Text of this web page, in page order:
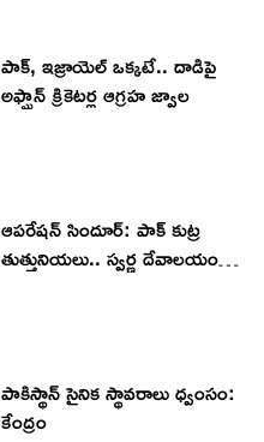
పాక్, ఇజ్రాయెల్ ఒక్క‌టే.. దాడిపై
అఫ్ఘాన్ క్రికెట‌ర్ల ఆగ్ర‌హ జ్వాల‌
ఆపరేషన్ సిందూర్‌: పాక్ కుట్ర
తుత్తునియలు.. స్వర్ణ దేవాలయం
పాకిస్థాన్ సైనిక స్థావ‌రాలు ధ్వంసం:
కేంద్రం